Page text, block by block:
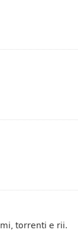
torrenti e rii.